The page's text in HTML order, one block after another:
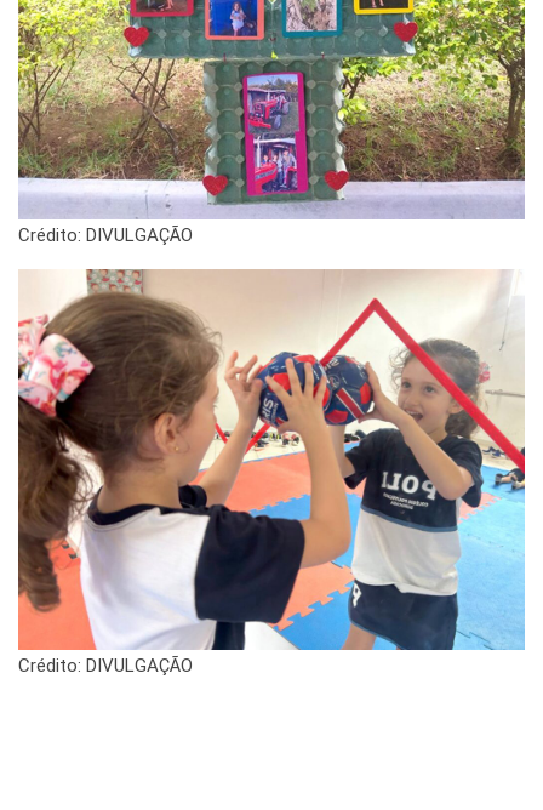
Crédito: DIVULGAÇÃO
Crédito: DIVULGAÇÃO